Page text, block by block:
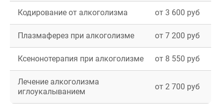
Кодирование от алкоголизма от 3 600 руб
Плазмаферез при алкоголизме от 7 200 руб
Ксенонотерапия при алкоголизме от 8 550 руб
Лечение алкоголизма
иглоукалыванием
от 2 700 руб